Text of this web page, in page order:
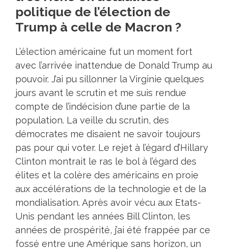
politique de l’élection de
Trump à celle de Macron ?
L’élection américaine fut un moment fort
avec l’arrivée inattendue de Donald Trump au
pouvoir. J’ai pu sillonner la Virginie quelques
jours avant le scrutin et me suis rendue
compte de l’indécision d’une partie de la
population. La veille du scrutin, des
démocrates me disaient ne savoir toujours
pas pour qui voter. Le rejet à l’égard d’Hillary
Clinton montrait le ras le bol à l’égard des
élites et la colère des américains en proie
aux accélérations de la technologie et de la
mondialisation. Après avoir vécu aux Etats-
Unis pendant les années Bill Clinton, les
années de prospérité, j’ai été frappée par ce
fossé entre une Amérique sans horizon, un